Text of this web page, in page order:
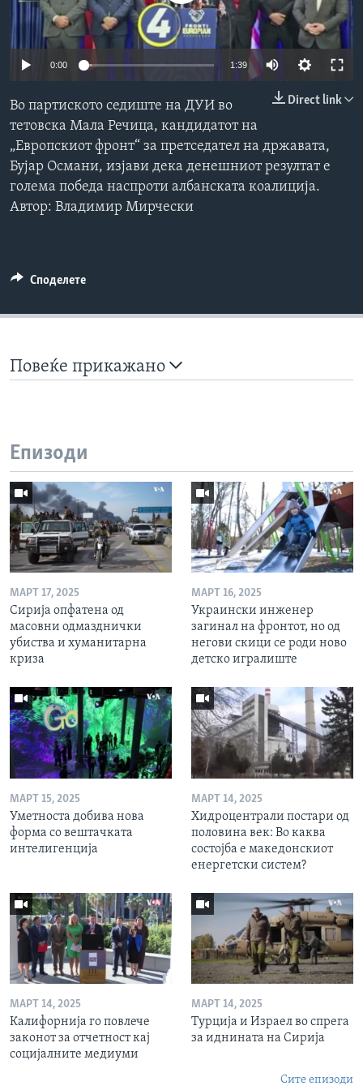
ИНТЕРВЈУА
Јазици
0:00 1:39
Direct link
Во партиското седиште на ДУИ во
тетовска Мала Речица, кандидатот на
„Европскиот фронт“ за претседател на државата,
Бујар Османи, изјави дека денешниот резултат е
голема победа наспроти албанската коалиција.
Автор: Владимир Мирчески
Споделете
Повеќе прикажано
Епизоди
МАРТ 17, 2025
Сирија опфатена од
масовни одмазднички
убиства и хуманитарна
криза
МАРТ 16, 2025
Украински инженер
загинал на фронтот, но од
негови скици се роди ново
детско игралиште
МАРТ 15, 2025
Уметноста добива нова
форма со вештачката
интелигенција
МАРТ 14, 2025
Хидроцентрали постари од
половина век: Во каква
состојба е македонскиот
енергетски систем?
МАРТ 14, 2025
Калифорнија го повлече
законот за отчетност кај
социјалните медиуми
МАРТ 14, 2025
Турција и Израел во спрега
за иднината на Сирија
Сите епизоди